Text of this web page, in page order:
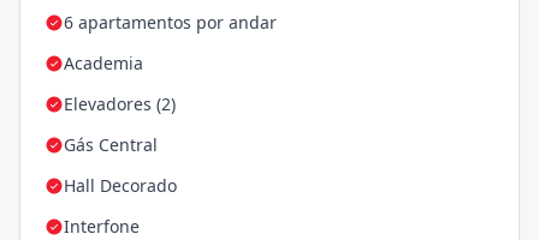
6 apartamentos por andar
Academia
Elevadores (2)
Gás Central
Hall Decorado
Interfone